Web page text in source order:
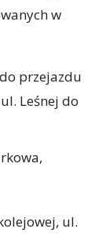
w
przejazdu
Leśnej do
ul.